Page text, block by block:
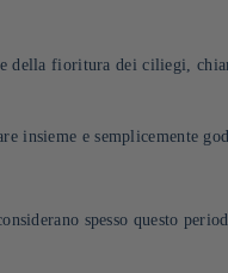
della fioritura dei ciliegi,
insieme e semplicemente
spesso questo